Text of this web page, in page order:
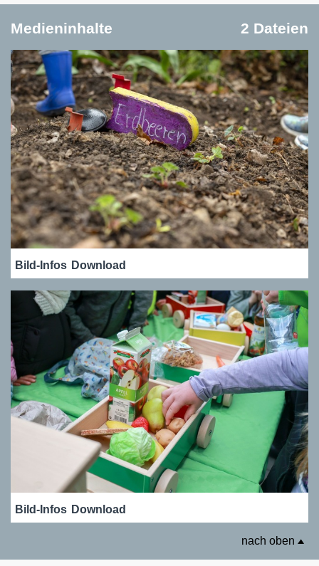
Medieninhalte 2 Dateien
Bild-Infos Download
Bild-Infos Download
nach oben